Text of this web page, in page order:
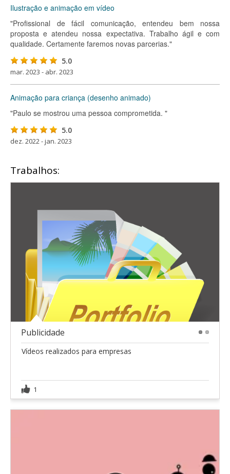
Ilustração e animação em vídeo
"Profissional de fácil comunicação, entendeu bem nossa
proposta e atendeu nossa expectativa. Trabalho ágil e com
qualidade. Certamente faremos novas parcerias."
5.0
mar. 2023 - abr. 2023
Animação para criança (desenho animado)
"Paulo se mostrou uma pessoa comprometida. "
5.0
dez. 2022 - jan. 2023
Trabalhos:
Publicidade
Vídeos realizados para empresas
1